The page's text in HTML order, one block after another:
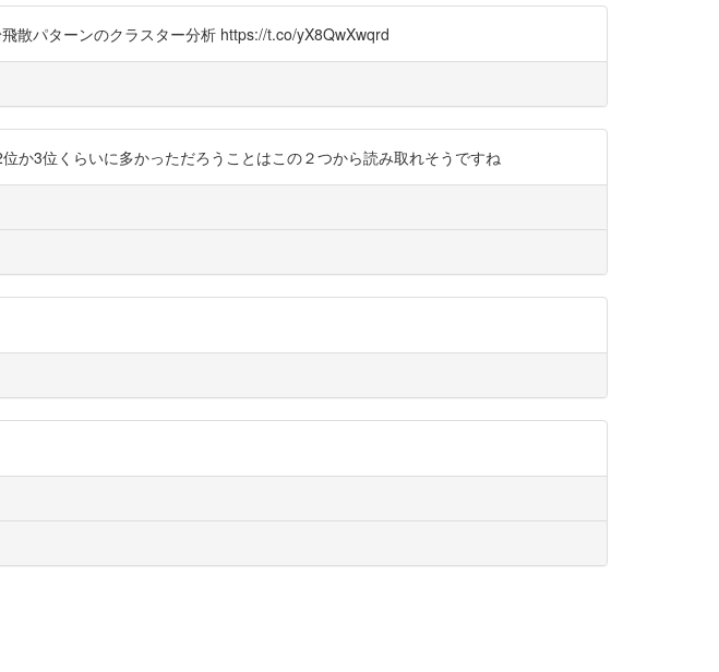
散パターンのクラスター分析 https://t.co/yX8QwXwqrd
か3位くらいに多かっただろうことはこの２つから読み取れそうですね